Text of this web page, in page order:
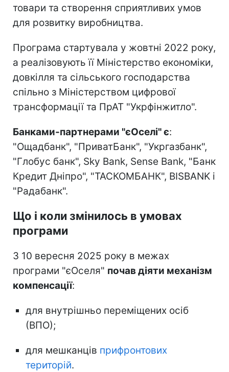
товари та створення сприятливих умов
для розвитку виробництва.
Програма стартувала у жовтні 2022 року,
а реалізовують її Міністерство економіки,
довкілля та сільського господарства
спільно з Міністерством цифрової
трансформації та ПрАТ "Укрфінжитло".
Банками-партнерами "єОселі" є:
"Ощадбанк", "ПриватБанк", "Укргазбанк",
"Глобус банк", Sky Bank, Sense Bank, "Банк
Кредит Дніпро", "ТАСКОМБАНК", BISBANK і
"Радабанк".
Що і коли змінилось в умовах
програми
З 10 вересня 2025 року в межах
програми "єОселя" почав діяти механізм
компенсації:
для внутрішньо переміщених осіб
(ВПО);
для мешканців прифронтових
територій.